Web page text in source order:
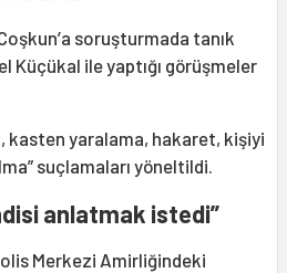
soruşturmada tanık
Küçükal ile yaptığı görüşmeler
kasten yaralama, hakaret, kişiyi
suçlamaları yöneltildi.
anlatmak istedi”
Merkezi Amirliğindeki